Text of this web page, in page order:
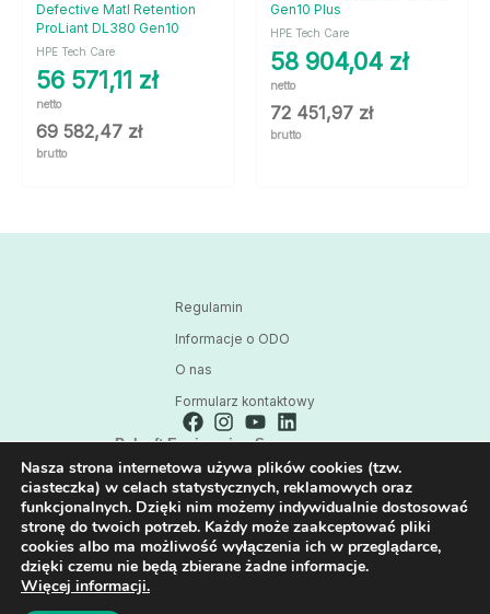
Defective Matl Retention
ProLiant DL380 Gen10
HPE Tech Care
56 571,11 zł
netto
69 582,47 zł
brutto
Gen10 Plus
HPE Tech Care
58 904,04 zł
netto
72 451,97 zł
brutto
Regulamin
Informacje o ODO
O nas
Formularz kontaktowy
Polsoft Engineering Sp. z o.o.
ul. 73 Pułku Piechoty 1, 40-467 Katowice
Skontaktuj się z nami:
32 209 80 39
E-mail:
HPE@POLSOFT.PL
Nasza strona internetowa używa plików cookies (tzw.
ciasteczka) w celach statystycznych, reklamowych oraz
funkcjonalnych. Dzięki nim możemy indywidualnie dostosować
stronę do twoich potrzeb. Każdy może zaakceptować pliki
cookies albo ma możliwość wyłączenia ich w przeglądarce,
dzięki czemu nie będą zbierane żadne informacje.
Więcej informacji.